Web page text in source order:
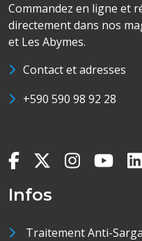
Commandez en ligne et
directement dans nos
et Les Abymes.
Contact et adresses
+590 590 98 92 28
Infos
Traitement Anti-